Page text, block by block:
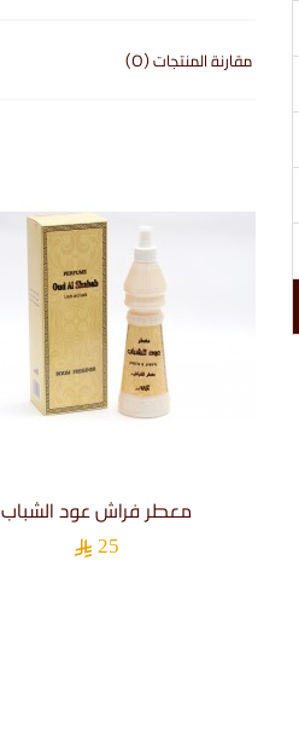
مقارنة المنتجات (0)
معطر فراش عود الشباب
25